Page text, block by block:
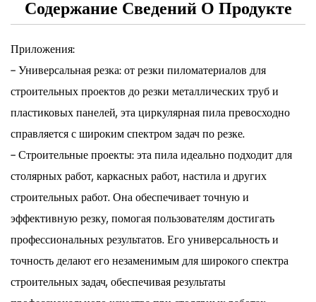
Содержание Сведений О Продукте
Приложения:
- Универсальная резка: от резки пиломатериалов для
строительных проектов до резки металлических труб и
пластиковых панелей, эта циркулярная пила превосходно
справляется с широким спектром задач по резке.
- Строительные проекты: эта пила идеально подходит для
столярных работ, каркасных работ, настила и других
строительных работ. Она обеспечивает точную и
эффективную резку, помогая пользователям достигать
профессиональных результатов. Его универсальность и
точность делают его незаменимым для широкого спектра
строительных задач, обеспечивая результаты